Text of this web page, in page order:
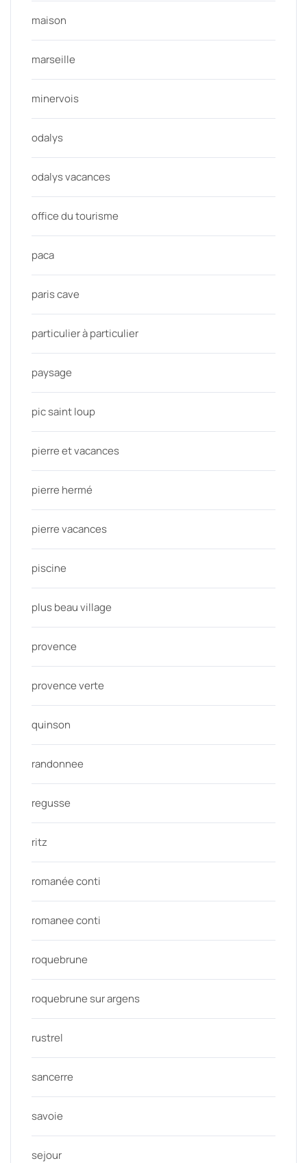
maison
marseille
minervois
odalys
odalys vacances
office du tourisme
paca
paris cave
particulier à particulier
paysage
pic saint loup
pierre et vacances
pierre hermé
pierre vacances
piscine
plus beau village
provence
provence verte
quinson
randonnee
regusse
ritz
romanée conti
romanee conti
roquebrune
roquebrune sur argens
rustrel
sancerre
savoie
sejour